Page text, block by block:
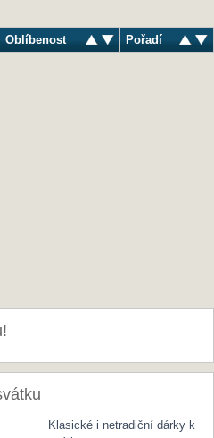
Oblíbenost Pořadí
Klasické i netradiční dárky k